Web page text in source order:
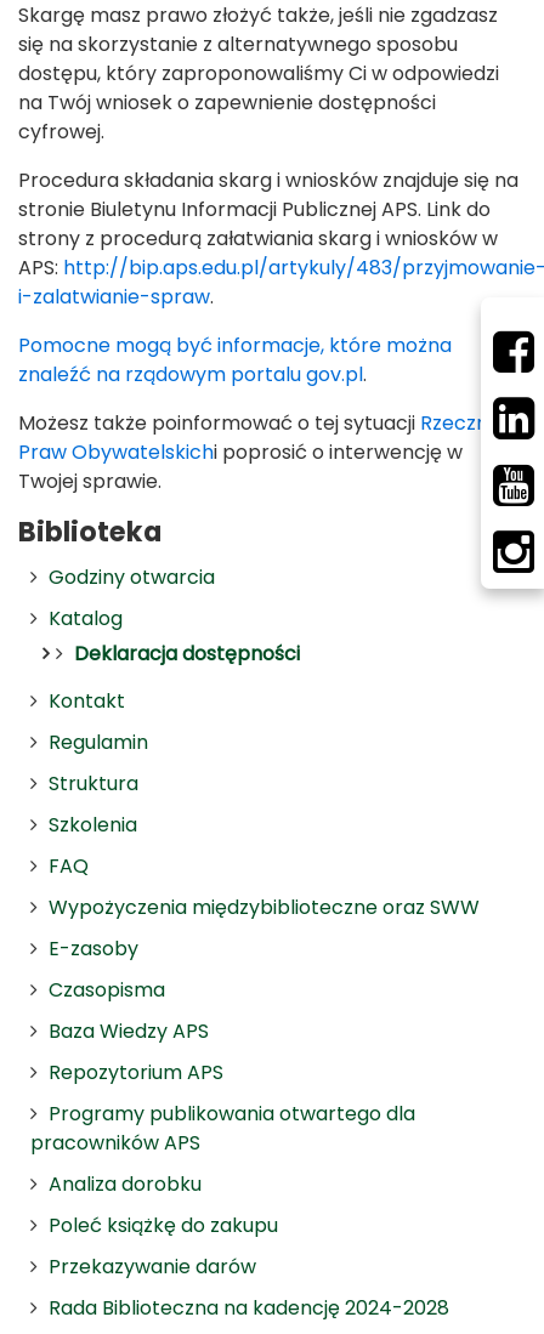
Biblioteka
Godziny otwarcia
Katalog
Deklaracja dostępności
Kontakt
Regulamin
Struktura
Szkolenia
FAQ
Wypożyczenia międzybiblioteczne oraz SWW
E-zasoby
Czasopisma
Baza Wiedzy APS
Repozytorium APS
Programy publikowania otwartego dla
pracowników APS
Analiza dorobku
Poleć książkę do zakupu
Przekazywanie darów
Rada Biblioteczna na kadencję 2024-2028
Skargę masz prawo złożyć także, jeśli nie zgadzasz
się na skorzystanie z alternatywnego sposobu
dostępu, który zaproponowaliśmy Ci w odpowiedzi
na Twój wniosek o zapewnienie dostępności
cyfrowej.
Procedura składania skarg i wniosków znajduje się na
stronie Biuletynu Informacji Publicznej APS. Link do
strony z procedurą załatwiania skarg i wniosków w
APS: http://bip.aps.edu.pl/artykuly/483/
i-zalatwianie-spraw.
Pomocne mogą być informacje, które można
znaleźć na rządowym portalu gov.pl.
Możesz także poinformować o tej sytuacji Rzecznika
Praw Obywatelskichi poprosić o interwencję w
Twojej sprawie.